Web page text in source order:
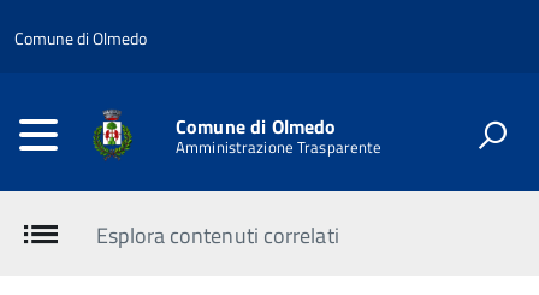
Comune di Olmedo
Comune di Olmedo
Amministrazione Trasparente
Esplora contenuti correlati